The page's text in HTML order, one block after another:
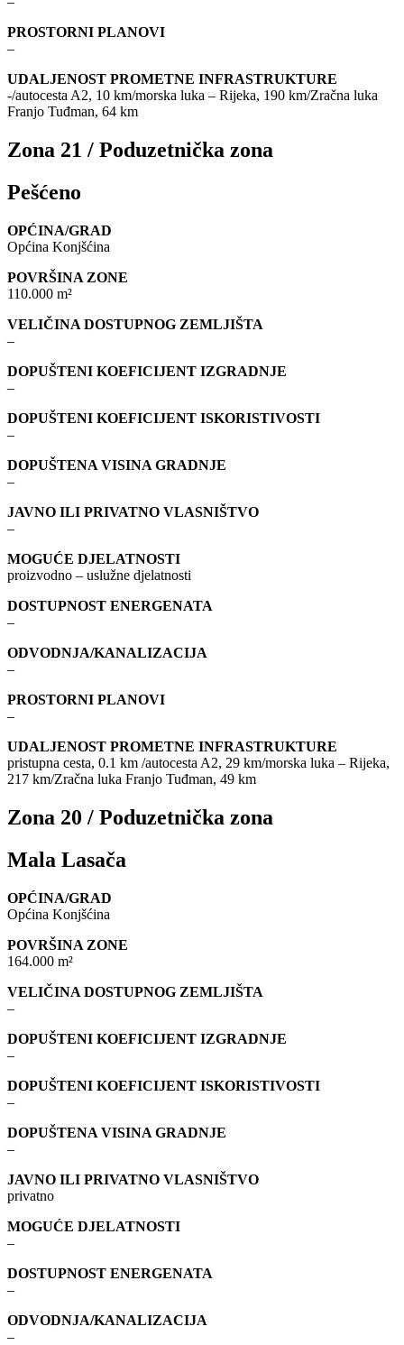
PROSTORNI PLANOVI
–
UDALJENOST PROMETNE INFRASTRUKTURE
-/autocesta A2, 10 km/morska luka – Rijeka, 190 km/Zračna luka
Franjo Tuđman, 64 km
Zona 21 / Poduzetnička zona
Pešćeno
OPĆINA/GRAD
Općina Konjšćina
POVRŠINA ZONE
110.000 m²
VELIČINA DOSTUPNOG ZEMLJIŠTA
–
DOPUŠTENI KOEFICIJENT IZGRADNJE
–
DOPUŠTENI KOEFICIJENT ISKORISTIVOSTI
–
DOPUŠTENA VISINA GRADNJE
–
JAVNO ILI PRIVATNO VLASNIŠTVO
–
MOGUĆE DJELATNOSTI
proizvodno – uslužne djelatnosti
DOSTUPNOST ENERGENATA
–
ODVODNJA/KANALIZACIJA
–
PROSTORNI PLANOVI
–
UDALJENOST PROMETNE INFRASTRUKTURE
pristupna cesta, 0.1 km /autocesta A2, 29 km/morska luka – Rijeka,
217 km/Zračna luka Franjo Tuđman, 49 km
Zona 20 / Poduzetnička zona
Mala Lasača
OPĆINA/GRAD
Općina Konjšćina
POVRŠINA ZONE
164.000 m²
VELIČINA DOSTUPNOG ZEMLJIŠTA
–
DOPUŠTENI KOEFICIJENT IZGRADNJE
–
DOPUŠTENI KOEFICIJENT ISKORISTIVOSTI
–
DOPUŠTENA VISINA GRADNJE
–
JAVNO ILI PRIVATNO VLASNIŠTVO
privatno
MOGUĆE DJELATNOSTI
–
DOSTUPNOST ENERGENATA
–
ODVODNJA/KANALIZACIJA
–